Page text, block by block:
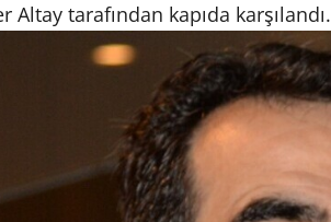
Altay tarafından kapıda karşılandı.